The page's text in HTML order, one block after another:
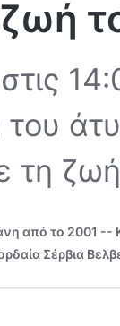
του
τη
από το 2001
Σέρβια